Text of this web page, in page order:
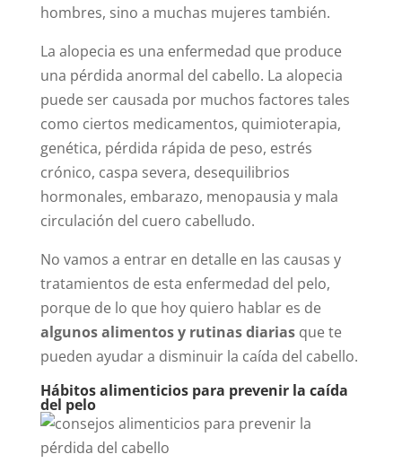
hombres, sino a muchas mujeres también.
La alopecia es una enfermedad que produce
una pérdida anormal del cabello. La alopecia
puede ser causada por muchos factores tales
como ciertos medicamentos, quimioterapia,
genética, pérdida rápida de peso, estrés
crónico, caspa severa, desequilibrios
hormonales, embarazo, menopausia y mala
circulación del cuero cabelludo.
No vamos a entrar en detalle en las causas y
tratamientos de esta enfermedad del pelo,
porque de lo que hoy quiero hablar es de
algunos alimentos y rutinas diariasque te
pueden ayudar a disminuir la caída del cabello.
Hábitos alimenticios para prevenir la caída
del pelo